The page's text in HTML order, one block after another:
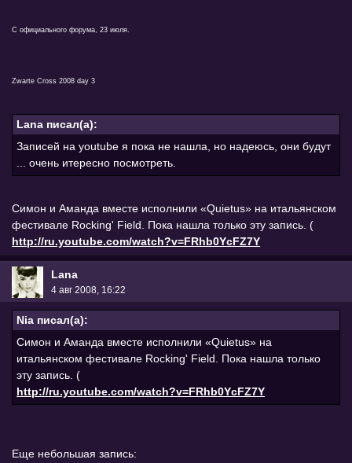
С официального форума, 23 июля.
Zwarte Cross 2008 day 3
Lana писал(а):
Записей на youtube я пока не нашла, но надеюсь, они будут
... очень итересно посмотреть.
Симон и Аманда вместе исполнили «Quietus» на итальянском
фестивале Rocking' Field. Пока нашла только эту запись. (
http://ru.youtube.com/watch?v=FRhb0YcFZ7Y
Lana
4 авг 2008, 16:22
Nia писал(а):
Симон и Аманда вместе исполнили «Quietus» на
итальянском фестивале Rocking' Field. Пока нашла только
эту запись. (
http://ru.youtube.com/watch?v=FRhb0YcFZ7Y
Еще небольшая запись: